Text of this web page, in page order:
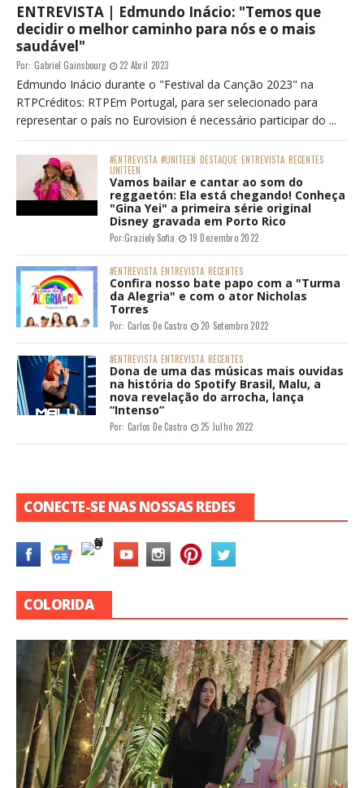
ENTREVISTA | Edmundo Inácio: "Temos que
decidir o melhor caminho para nós e o mais
saudável"
Por: Gabriel Gainsbourg 22 Abril 2023
Edmundo Inácio durante o "Festival da Canção 2023" na
RTPCréditos: RTPEm Portugal, para ser selecionado para
representar o país no Eurovision é necessário participar do ...
#ENTREVISTA #UNITEEN DESTAQUE ENTREVISTA RECENTES
UNITEEN
Vamos bailar e cantar ao som do
reggaetón: Ela está chegando! Conheça
"Gina Yei" a primeira série original
Disney gravada em Porto Rico
Por:Graziely Sofia 19 Dezembro 2022
#ENTREVISTA ENTREVISTA RECENTES
Confira nosso bate papo com a "Turma
da Alegria" e com o ator Nicholas
Torres
Por: Carlos De Castro 20 Setembro 2022
#ENTREVISTA ENTREVISTA RECENTES
Dona de uma das músicas mais ouvidas
na história do Spotify Brasil, Malu, a
nova revelação do arrocha, lança
“Intenso”
Por: Carlos De Castro 25 Julho 2022
CONECTE-SE NAS NOSSAS REDES
COLORIDA